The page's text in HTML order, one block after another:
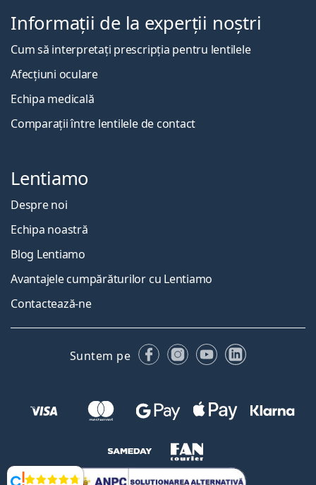
Informații de la experții noștri
Cum să interpretați prescripția pentru lentilele
Afecțiuni oculare
Echipa medicală
Comparații între lentilele de contact
Lentiamo
Despre noi
Echipa noastră
Blog Lentiamo
Avantajele cumpărăturilor cu Lentiamo
Contactează-ne
Suntem pe FacebookInstagram
YouTubeLinkedIn